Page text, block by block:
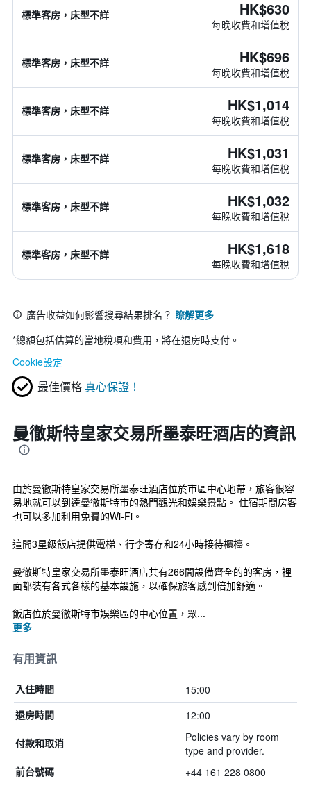
標準客房，床型不詳 HK$630
每晚收費和增值稅
標準客房，床型不詳 HK$696
每晚收費和增值稅
標準客房，床型不詳 HK$1,014
每晚收費和增值稅
標準客房，床型不詳 HK$1,031
每晚收費和增值稅
標準客房，床型不詳 HK$1,032
每晚收費和增值稅
標準客房，床型不詳 HK$1,618
每晚收費和增值稅
廣告收益如何影響搜尋結果排名？ 瞭解更多
*總額包括估算的當地稅項和費用，將在退房時支付。
Cookie設定
最佳價格 真心保證！
曼徹斯特皇家交易所墨泰旺酒店的資訊
由於曼徹斯特皇家交易所墨泰旺酒店位於市區中心地帶，旅客很容
易地就可以到達曼徹斯特市的熱門觀光和娛樂景點。 住宿期間房客
也可以多加利用免費的Wi-Fi。
這間3星級飯店提供電梯、行李寄存和24小時接待櫃檯。
曼徹斯特皇家交易所墨泰旺酒店共有266間設備齊全的的客房，裡
面都裝有各式各樣的基本設施，以確保旅客感到倍加舒適。
飯店位於曼徹斯特市娛樂區的中心位置，眾...
更多
有用資訊
入住時間 15:00
退房時間 12:00
付款和取消
Policies vary by room
type and provider.
前台號碼 +44 161 228 0800